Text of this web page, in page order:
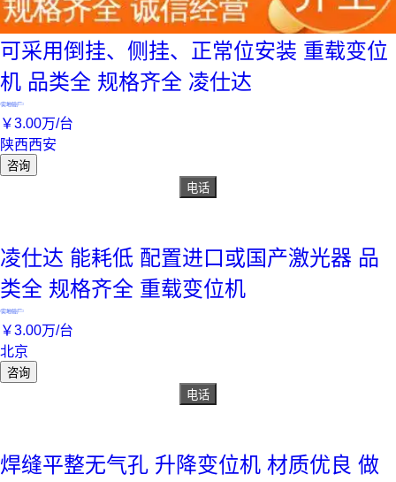
可采用倒挂、侧挂、正常位安装 重载变位
机 品类全 规格齐全 凌仕达
实地验厂
￥3.00万/台
陕西西安
咨询
电话
凌仕达 能耗低 配置进口或国产激光器 品
类全 规格齐全 重载变位机
实地验厂
￥3.00万/台
北京
咨询
电话
焊缝平整无气孔 升降变位机 材质优良 做